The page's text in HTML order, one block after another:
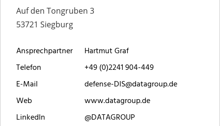
Auf den Tongruben 3
53721 Siegburg
Ansprechpartner
Hartmut Graf
Telefon
+49 (0)2241 904-449
E-Mail
defense-DIS@datagroup.de
Web
www.datagroup.de
LinkedIn
@DATAGROUP